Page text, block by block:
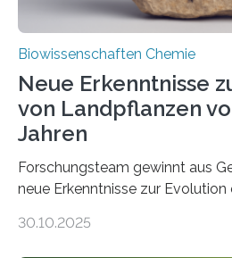
Biowissenschaften Chemie
Neue Erkenntnisse
von Landpflanzen
Jahren
Forschungsteam gewinnt aus
neue Erkenntnisse zur Evolution
Landpflanzen zählen zu den
30.10.2025